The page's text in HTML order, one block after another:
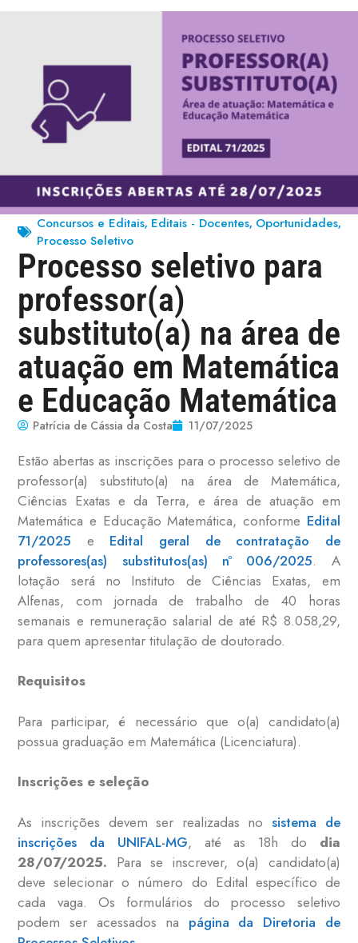
Concursos e Editais, Editais - Docentes, Oportunidades,
Processo Seletivo
Processo seletivo para
professor(a)
substituto(a) na área de
atuação em Matemática
e Educação Matemática
Patrícia de Cássia da Costa 11/07/2025
Estão abertas as inscrições para o processo seletivo de
professor(a) substituto(a) na área de Matemática,
Ciências Exatas e da Terra, e área de atuação em
Matemática e Educação Matemática, conforme Edital
71/2025 e Edital geral de contratação de
professores(as) substitutos(as) nº 006/2025. A
lotação será no Instituto de Ciências Exatas, em
Alfenas, com jornada de trabalho de 40 horas
semanais e remuneração salarial de até R$ 8.058,29,
para quem apresentar titulação de doutorado.
Requisitos
Para participar, é necessário que o(a) candidato(a)
possua graduação em Matemática (Licenciatura).
Inscrições e seleção
As inscrições devem ser realizadas nosistema de
inscrições da UNIFAL-MG, até as 18h do dia
28/07/2025. Para se inscrever, o(a) candidato(a)
deve selecionar o número do Edital específico de
cada vaga. Os formulários do processo seletivo
podem ser acessados na página da Diretoria de